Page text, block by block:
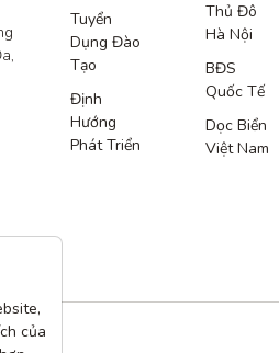
Tuyển
Dụng Đào
Tạo
Định
Hướng
Phát Triển
Thủ Đô
Hà Nội
BĐS
Quốc Tế
Dọc Biển
Việt Nam
của